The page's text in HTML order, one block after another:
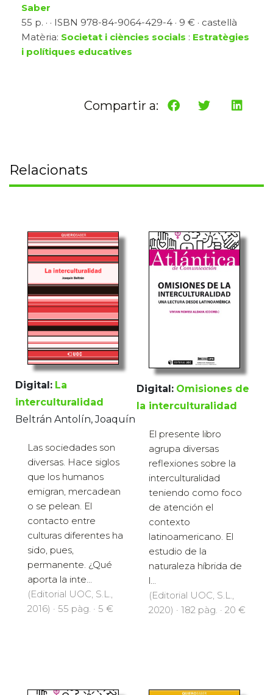
Saber
55 p. · · ISBN 978-84-9064-429-4 · 9 € · castellà
Matèria: Societat i ciències socials : Estratègies
i polítiques educatives
Compartir a:
Relacionats
Digital: La
interculturalidad
Beltrán Antolín, Joaquín
Las sociedades son
diversas. Hace siglos
que los humanos
emigran, mercadean
o se pelean. El
contacto entre
culturas diferentes ha
sido, pues,
permanente. ¿Qué
aporta la inte...
(Editorial UOC, S.L.,
2016) · 55 pàg. · 5 €
Digital: Omisiones de
la interculturalidad
El presente libro
agrupa diversas
reflexiones sobre la
interculturalidad
teniendo como foco
de atención el
contexto
latinoamericano. El
estudio de la
naturaleza híbrida de
l...
(Editorial UOC, S.L.,
2020) · 182 pàg. · 20 €